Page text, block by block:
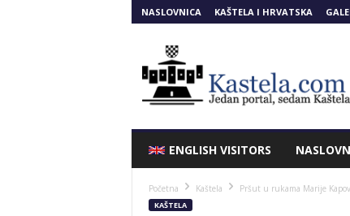
NASLOVNICA KAŠTELA I HRVATSKA
ENGLISH VISITORS
Početna Kaštela Pršut u rukama Marije
KAŠTELA